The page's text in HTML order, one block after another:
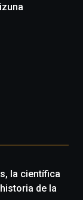
la científica
de la